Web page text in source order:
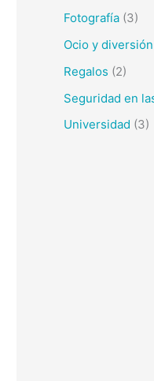
Fotografía(3)
Ocio y diversión
Regalos (2)
Seguridad en
Universidad (3)